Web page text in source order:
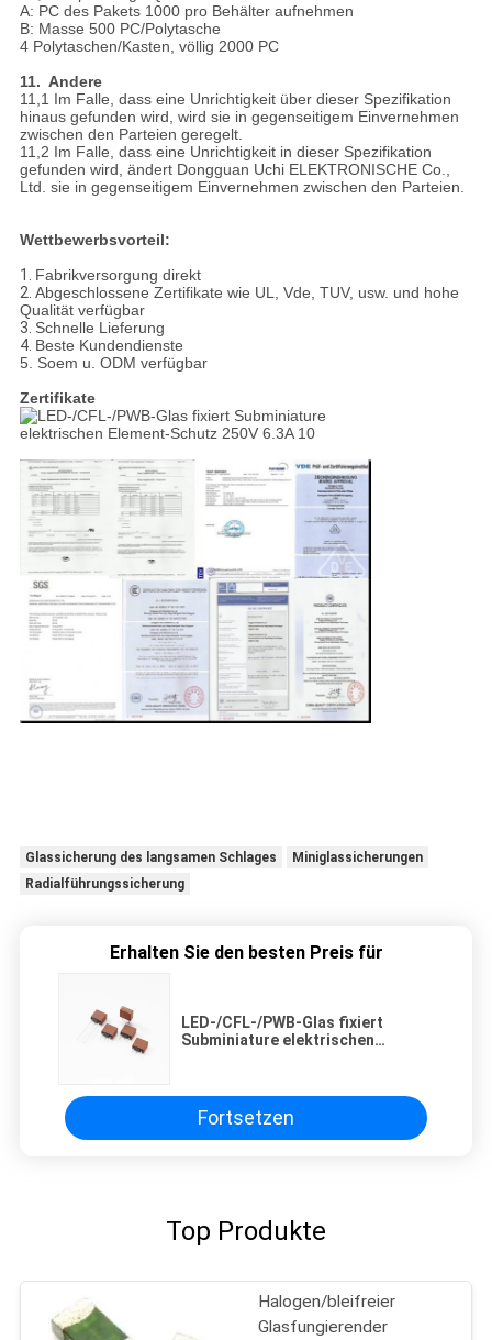
A: PC des Pakets 1000 pro Behälter aufnehmen
B: Masse 500 PC/Polytasche
4 Polytaschen/Kasten, völlig 2000 PC
11. Andere
11,1 Im Falle, dass eine Unrichtigkeit über dieser Spezifikation
hinaus gefunden wird, wird sie in gegenseitigem Einvernehmen
zwischen den Parteien geregelt.
11,2 Im Falle, dass eine Unrichtigkeit in dieser Spezifikation
gefunden wird, ändert Dongguan Uchi ELEKTRONISCHE Co.,
Ltd. sie in gegenseitigem Einvernehmen zwischen den Parteien.
Wettbewerbsvorteil:
1. Fabrikversorgung direkt
2. Abgeschlossene Zertifikate wie UL, Vde, TUV, usw. und hohe
Qualität verfügbar
3. Schnelle Lieferung
4. Beste Kundendienste
5. Soem u. ODM verfügbar
Zertifikate
Glassicherung des langsamen Schlages
Miniglassicherungen
Radialführungssicherung
Erhalten Sie den besten Preis für
LED-/CFL-/PWB-Glas fixiert
Subminiature elektrischen
Fortsetzen
Top Produkte
Halogen/bleifreier
Glasfungierender